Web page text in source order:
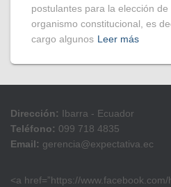
postulantes para la elección
organismo constitucional, es
cargo algunos Leer más
Dirección: Ibarra - Ecuador
Teléfono: 099 718 4835
Email: gerencia@expectativa.ec
<a href=”https://